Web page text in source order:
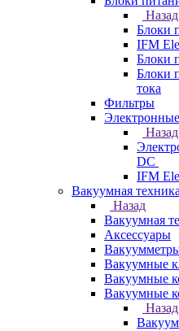
Назад
Блоки
IFM
Блоки
Блоки
тока
Фильтры
Назад
DC
IFM
Вакуумная техника
Назад
Вакуумная
Аксессуары
Вакуумные
Вакуумные
Вакуумные
Назад